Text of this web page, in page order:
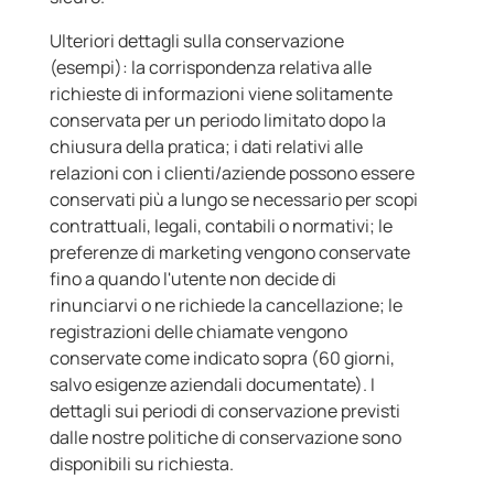
Ulteriori dettagli sulla conservazione
(esempi): la corrispondenza relativa alle
richieste di informazioni viene solitamente
conservata per un periodo limitato dopo la
chiusura della pratica; i dati relativi alle
relazioni con i clienti/aziende possono essere
conservati più a lungo se necessario per scopi
contrattuali, legali, contabili o normativi; le
preferenze di marketing vengono conservate
fino a quando l'utente non decide di
rinunciarvi o ne richiede la cancellazione; le
registrazioni delle chiamate vengono
conservate come indicato sopra (60 giorni,
salvo esigenze aziendali documentate). I
dettagli sui periodi di conservazione previsti
dalle nostre politiche di conservazione sono
disponibili su richiesta.